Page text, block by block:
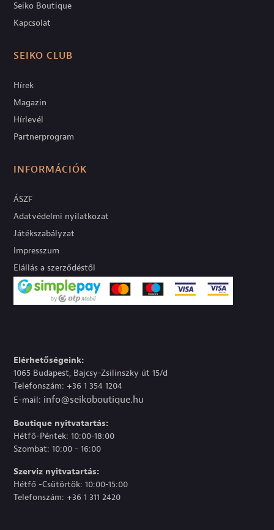
Seiko Boutique
Kapcsolat
SEIKO CLUB
Hírek
Magazin
Hírlevél
Partnerprogram
INFORMÁCIÓK
ÁSZF
Adatvédelmi nyilatkozat
Játékszabályzat
Impresszum
Elállás a szerződéstől
Elérhetőségeink:
1065 Budapest, Bajcsy-Zsilinszky út 15/d
Telefonszám: +36 1 354 1204
E-mail: info@seikoboutique.hu
Boutique nyitvatartás:
Hétfő-Péntek: 10:00-18:00
Szombat: 10:00 - 16:00
Szerviz nyitvatartás:
Hétfő -Csütörtök: 10:00-15:00
Telefonszám: +36 1 311 2420